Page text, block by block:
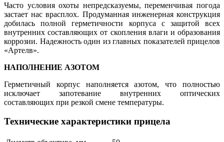
Часто условия охоты непредсказуемы, переменчивая погода
застает нас врасплох. Продуманная инженерная конструкция
добилась полной герметичности корпуса с защитой всех
внутренних составляющих от скопления влаги и образования
коррозии. Надежность один из главных показателей прицелов
«Артелв».
НАПОЛНЕНИЕ АЗОТОМ
Герметичный корпус наполняется азотом, что полностью
исключает запотевание внутренних оптических
составляющих при резкой смене температуры.
Технические характеристики прицела